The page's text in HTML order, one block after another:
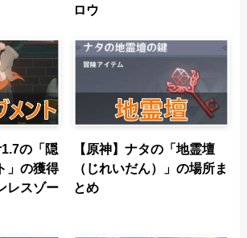
ロウ
の「隠
」の獲得
レスゾー
【原神】ナタの「地霊壇
（じれいだん）」の場所ま
とめ